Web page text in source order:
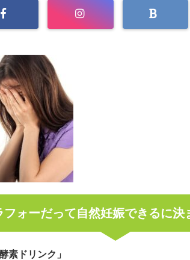
フォーだって自然妊娠できるに決
素ドリンク」